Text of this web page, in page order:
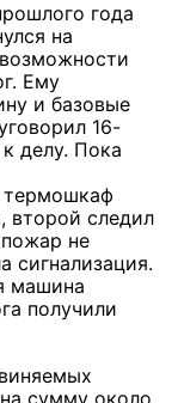
года
на
Ему
и базовые
16-
делу. Пока
термошкаф
второй следил
не
сигнализация.
машина
получили